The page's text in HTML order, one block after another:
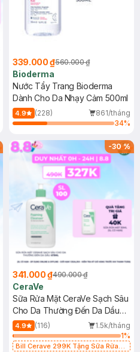
339.000 ₫560.000 ₫
Bioderma
Nước Tẩy Trang Bioderma
Dành Cho Da Nhạy Cảm 500ml
4.9 (228)
861/tháng
34%
-30%
341.000 ₫490.000 ₫
CeraVe
Sữa Rửa Mặt CeraVe Sạch Sâu
Cho Da Thường Đến Da Dầu
473ml
4.9 (116)
1.5k/tháng
1%
Bill Cerave 299K Tặng Sữa Rửa